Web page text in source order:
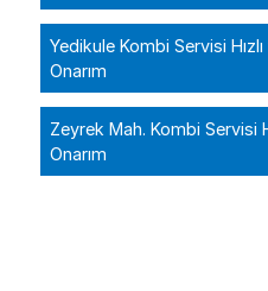
Yedikule Kombi Servisi
Onarım
Zeyrek Mah. Kombi Servisi
Onarım